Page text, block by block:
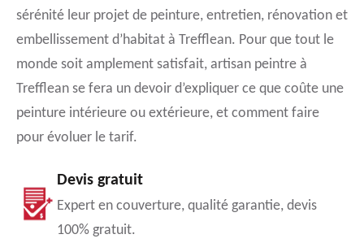
sérénité leur projet de peinture, entretien, rénovation et
embellissement d’habitat à Trefflean. Pour que tout le
monde soit amplement satisfait, artisan peintre à
Trefflean se fera un devoir d’expliquer ce que coûte une
peinture intérieure ou extérieure, et comment faire
pour évoluer le tarif.
Devis gratuit
Expert en couverture, qualité garantie, devis
100% gratuit.